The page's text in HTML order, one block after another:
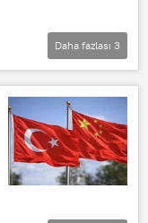
Daha fazlası 3